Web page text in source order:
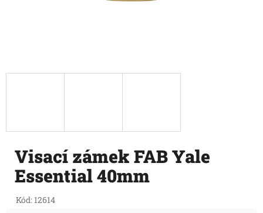
Visací zámek FAB Yale
Essential 40mm
Kód: 12614